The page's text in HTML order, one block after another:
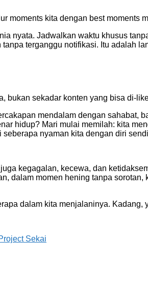
moments kita dengan best moments
nyata. Jadwalkan waktu khusus
terganggu notifikasi. Itu adalah
bukan sekadar konten yang bisa di-
mendalam dengan sahabat,
hidup? Mari mulai memilah: kita
nyaman kita dengan diri
kegagalan, kecewa, dan
dalam momen hening tanpa
dalam kita menjalaninya. Kadang,
Sekai